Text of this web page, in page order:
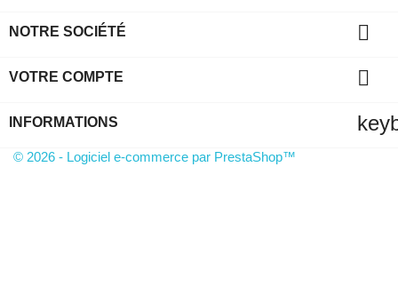
NOTRE SOCIÉTÉ 
VOTRE COMPTE 
INFORMATIONS
© 2026 - Logiciel e-commerce par PrestaShop™